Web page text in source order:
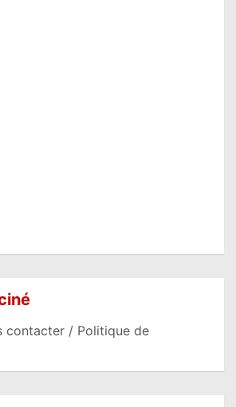
contacter / Politique de